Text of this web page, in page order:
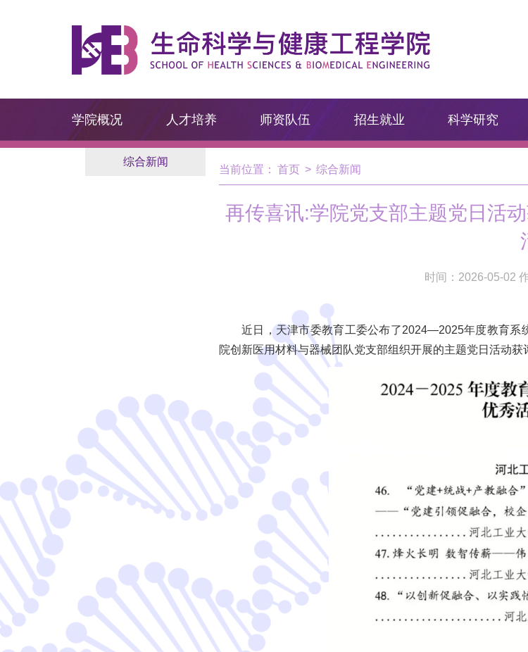
学院概况 人才培养 师资队伍 招生就业 科学研究
综合新闻
当前位置： 首页 > 综合新闻
再传喜讯:学院党支部主题党日活
时间：2026-05-02
近日，天津市委教育工委公布了2024—2025年度教育系
院创新医用材料与器械团队党支部组织开展的主题党日活动获